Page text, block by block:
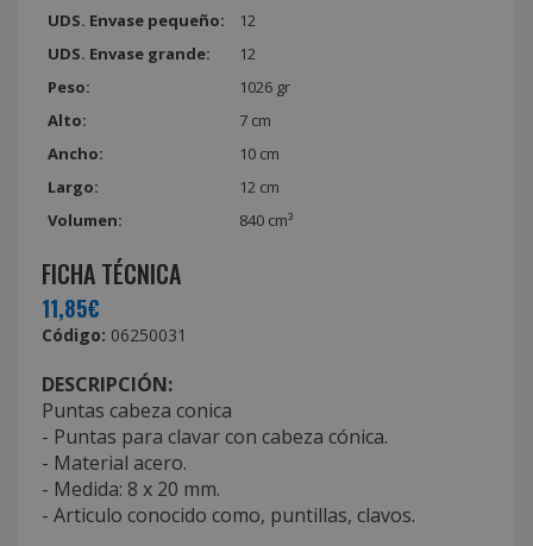
UDS. Envase pequeño:
12
UDS. Envase grande:
12
Peso:
1026 gr
Alto:
7 cm
Ancho:
10 cm
Largo:
12 cm
Volumen:
840 cm³
FICHA TÉCNICA
11,85€
Código: 06250031
DESCRIPCIÓN:
Puntas cabeza conica
- Puntas para clavar con cabeza cónica.
- Material acero.
- Medida: 8 x 20 mm.
- Articulo conocido como, puntillas, clavos.